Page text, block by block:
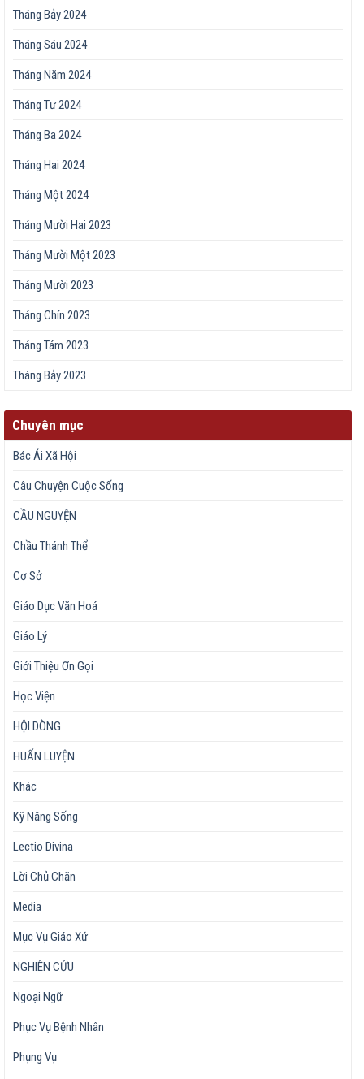
Tháng Bảy 2024
Tháng Sáu 2024
Tháng Năm 2024
Tháng Tư 2024
Tháng Ba 2024
Tháng Hai 2024
Tháng Một 2024
Tháng Mười Hai 2023
Tháng Mười Một 2023
Tháng Mười 2023
Tháng Chín 2023
Tháng Tám 2023
Tháng Bảy 2023
Chuyên mục
Bác Ái Xã Hội
Câu Chuyện Cuộc Sống
CẦU NGUYỆN
Chầu Thánh Thể
Cơ Sở
Giáo Dục Văn Hoá
Giáo Lý
Giới Thiệu Ơn Gọi
Học Viện
HỘI DÒNG
HUẤN LUYỆN
Khác
Kỹ Năng Sống
Lectio Divina
Lời Chủ Chăn
Media
Mục Vụ Giáo Xứ
NGHIÊN CỨU
Ngoại Ngữ
Phục Vụ Bệnh Nhân
Phụng Vụ